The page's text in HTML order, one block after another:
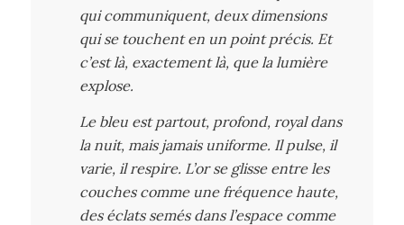
qui communiquent, deux dimensions
qui se touchent en un point précis. Et
c’est là, exactement là, que la lumière
explose.
Le bleu est partout, profond, royal dans
la nuit, mais jamais uniforme. Il pulse, il
varie, il respire. L’or se glisse entre les
couches comme une fréquence haute,
des éclats semés dans l’espace comme